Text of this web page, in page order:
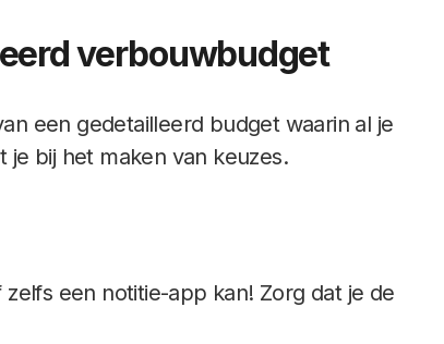
verbouwbudget
een gedetailleerd budget waarin al je
je bij het maken van keuzes.
een notitie-app kan! Zorg dat je de